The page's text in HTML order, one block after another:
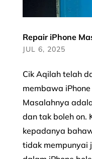
Repair iPhone
JUL 6, 2025
Cik Aqilah telah
membawa
Masalahnya
dan tak boleh on.
kepadanya
tidak mempunyai